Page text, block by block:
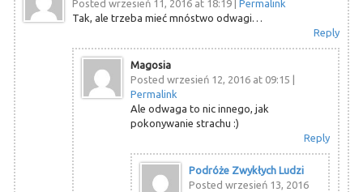
Posted wrzesień 11, 2016 at 18:19|
Permalink
Tak, ale trzeba mieć mnóstwo odwagi…
Reply
Magosia
Posted wrzesień 12, 2016 at 09:15 |
Permalink
Ale odwaga to nic innego, jak
pokonywanie strachu :)
Reply
Podróże Zwykłych Ludzi
Posted wrzesień 13, 2016